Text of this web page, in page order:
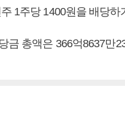
1주당 1400원을 배당하
금 총액은 366억8637만